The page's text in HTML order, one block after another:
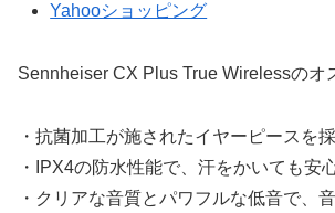
Yahooショッピング
Sennheiser CX Plus True Wirelessのオ
・抗菌加工が施されたイヤーピースを
・IPX4の防水性能で、汗をかいても安
・クリアな音質とパワフルな低音で、